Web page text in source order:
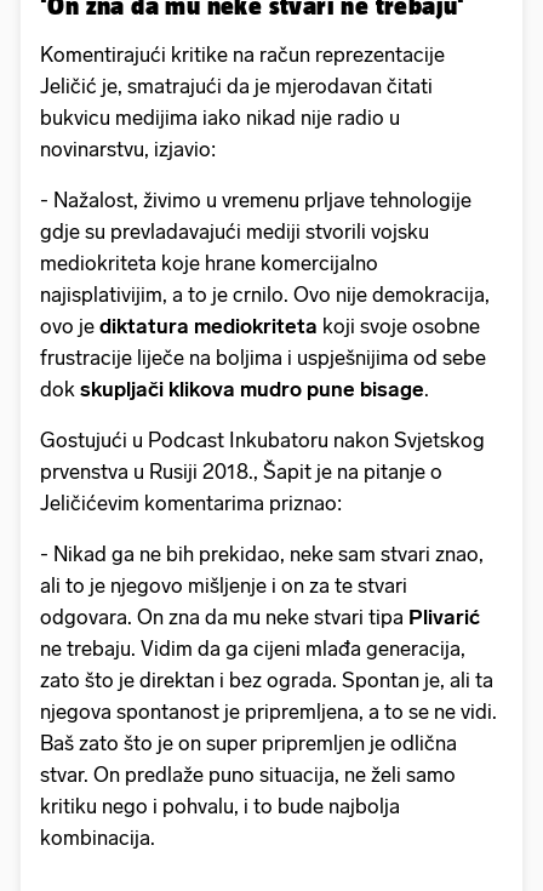
Komentirajući kritike na račun reprezentacije
Jeličić je, smatrajući da je mjerodavan čitati
bukvicu medijima iako nikad nije radio u
novinarstvu, izjavio:
- Nažalost, živimo u vremenu prljave tehnologije
gdje su prevladavajući mediji stvorili vojsku
mediokriteta koje hrane komercijalno
najisplativijim, a to je crnilo. Ovo nije demokracija,
ovo je diktatura mediokriteta koji svoje osobne
frustracije liječe na boljima i uspješnijima od sebe
dok skupljači klikova mudro pune bisage.
Gostujući u Podcast Inkubatoru nakon Svjetskog
prvenstva u Rusiji 2018., Šapit je na pitanje o
Jeličićevim komentarima priznao:
- Nikad ga ne bih prekidao, neke sam stvari znao,
ali to je njegovo mišljenje i on za te stvari
odgovara. On zna da mu neke stvari tipa Plivarić
ne trebaju. Vidim da ga cijeni mlađa generacija,
zato što je direktan i bez ograda. Spontan je, ali ta
njegova spontanost je pripremljena, a to se ne vidi.
Baš zato što je on super pripremljen je odlična
stvar. On predlaže puno situacija, ne želi samo
kritiku nego i pohvalu, i to bude najbolja
kombinacija.